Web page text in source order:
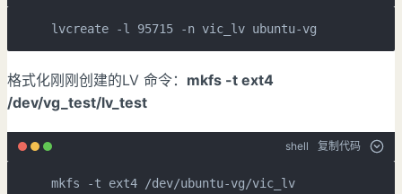
lvcreate -l 95715 -n vic_lv ubuntu-vg
格式化刚刚创建的LV 命令： mkfs -t ext4
/dev/vg_test/lv_test
shell 复制代码
mkfs -t ext4 /dev/ubuntu-vg/vic_lv